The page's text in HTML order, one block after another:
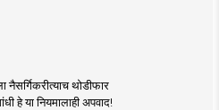
नैसर्गिकरीत्याच थोडीफार
हे या नियमालाही अपवाद!